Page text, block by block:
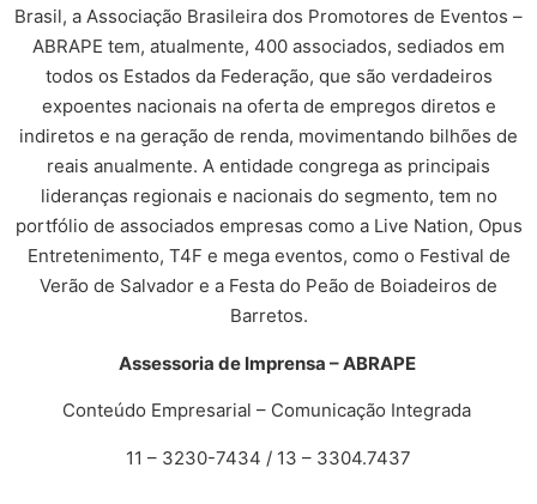
Brasil, a Associação Brasileira dos Promotores de Eventos –
ABRAPE tem, atualmente, 400 associados, sediados em
todos os Estados da Federação, que são verdadeiros
expoentes nacionais na oferta de empregos diretos e
indiretos e na geração de renda, movimentando bilhões de
reais anualmente. A entidade congrega as principais
lideranças regionais e nacionais do segmento, tem no
portfólio de associados empresas como a Live Nation, Opus
Entretenimento, T4F e mega eventos, como o Festival de
Verão de Salvador e a Festa do Peão de Boiadeiros de
Barretos.
Assessoria de Imprensa – ABRAPE
Conteúdo Empresarial – Comunicação Integrada
11 – 3230-7434 / 13 – 3304.7437